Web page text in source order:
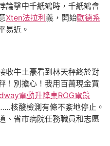
論擊中千紙鶴時，千紙鶴會
Xten法拉利 義，開始歐德系
易近。
牛土豪看到林天秤終於對
！別擔心！我用百萬現金買
電動升降桌ROG電競
核酸檢測有條不紊地停止。
、省市病院任務職員和志愿